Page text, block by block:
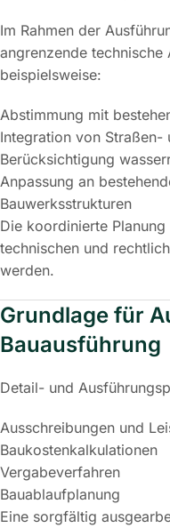
Im Rahmen der
angrenzende
beispielsweise:
Abstimmung mit
Integration von Straßen-
Berücksichtigung
Anpassung an
Bauwerksstrukturen
Die koordinierte
technischen und
werden.
Grundlage für
Bauausführung
Detail- und
Ausschreibungen und
Baukostenkalkulationen
Vergabeverfahren
Bauablaufplanung
Eine sorgfältig